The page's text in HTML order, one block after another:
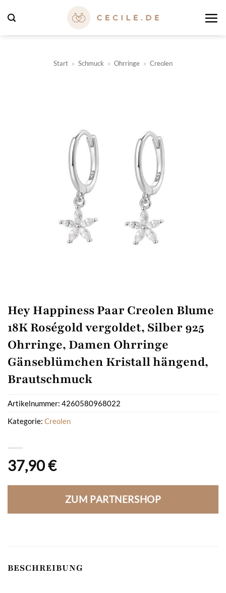
Inhalt
springen
Start » Schmuck » Ohrringe » Creolen
Hey Happiness Paar Creolen Blume
18K Roségold vergoldet, Silber 925
Ohrringe, Damen Ohrringe
Gänseblümchen Kristall hängend,
Brautschmuck
37,90€
ZUM PARTNERSHOP
Artikelnummer: 4260580968022
Kategorie: Creolen
BESCHREIBUNG